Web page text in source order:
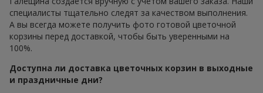
специалисты тщательно следят за качеством выполнения.
А вы всегда можете получить фото готовой цветочной
корзины перед доставкой, чтобы быть уверенными на
100%.
Доступна ли доставка цветочных корзин в выходные
и праздничные дни?